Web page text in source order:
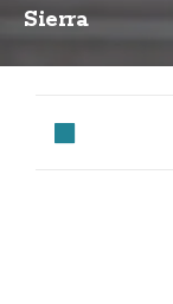
Sierra